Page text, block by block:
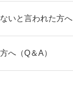
いと言われた方へ
へ（Q＆A）